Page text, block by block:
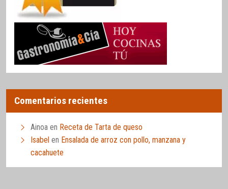
Comentarios recientes
Ainoa en Receta de Tarta de queso
Isabel en Ensalada de arroz con pollo, manzana y
cacahuete